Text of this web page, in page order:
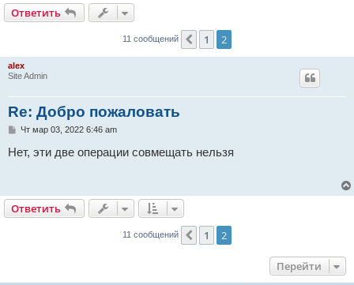
Ответить
11 сообщений Пред.
1 2
alex
Site Admin
Re: Добро пожаловать
С
о
и
е
Чт мар 03, 2022 6:46 am
Нет, эти две операции совмещать нельзя
Ответить
11 сообщений Пред.
1 2
Перейти